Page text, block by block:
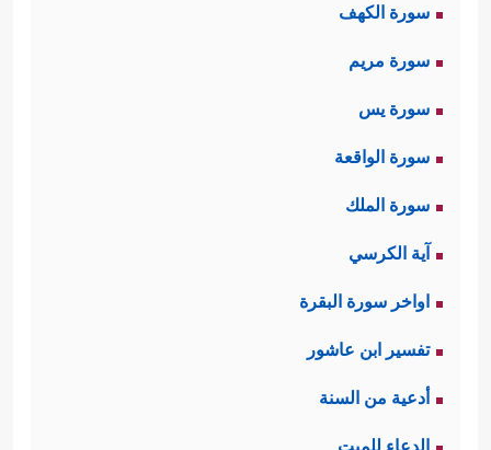
سورة الكهف
سورة مريم
سورة يس
سورة الواقعة
سورة الملك
آية الكرسي
اواخر سورة البقرة
تفسير ابن عاشور
أدعية من السنة
الدعاء للميت